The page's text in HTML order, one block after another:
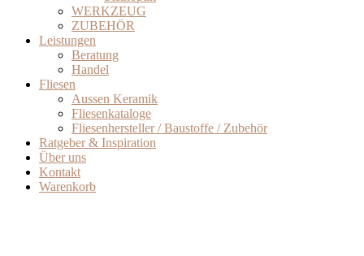
WERKZEUG
ZUBEHÖR
Leistungen
Beratung
Handel
Fliesen
Aussen Keramik
Fliesenkataloge
Fliesenhersteller / Baustoffe / Zubehör
Ratgeber & Inspiration
Über uns
Kontakt
Warenkorb